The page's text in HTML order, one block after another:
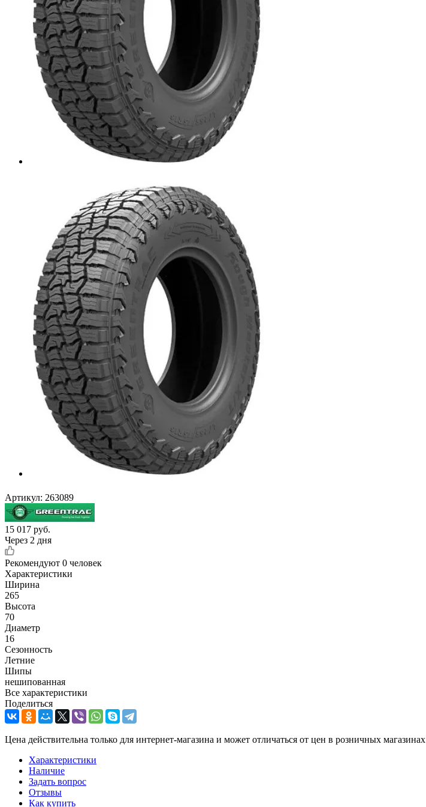
Артикул: 263089
15 017 руб.
Через 2 дня
Рекомендуют 0 человек
Характеристики
Ширина
265
Высота
70
Диаметр
16
Сезонность
Летние
Шипы
нешипованная
Все характеристики
Поделиться
Цена действительна только для интернет-магазина и может отличаться от цен в розничных магазинах
Характеристики
Наличие
Задать вопрос
Отзывы
Как купить